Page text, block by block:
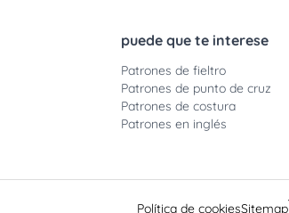
puede que te interese
Patrones de fieltro
Patrones de punto de cruz
Patrones de costura
Patrones en inglés
Política de cookiesSitemap